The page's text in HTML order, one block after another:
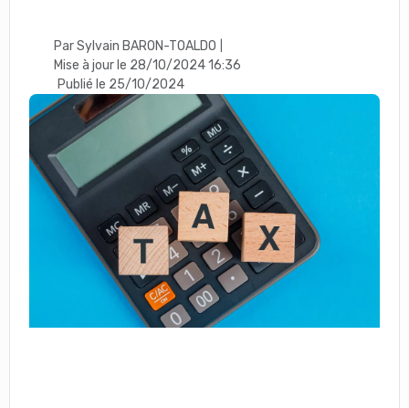
Par Sylvain BARON-TOALDO
Mise à jour le 28/10/2024 16:36
Publié le 25/10/2024